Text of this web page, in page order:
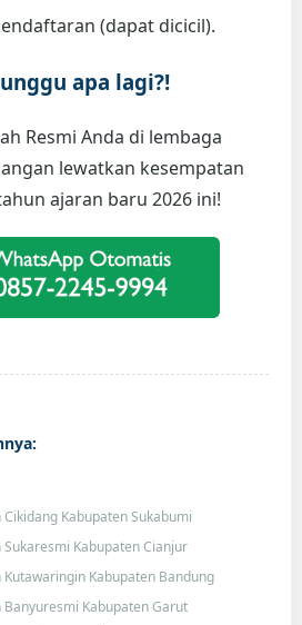
(dapat dicicil).
apa lagi?!
Resmi Anda di lembaga
lewatkan kesempatan
ajaran baru 2026 ini!
Kabupaten Sukabumi
Kabupaten Cianjur
Kabupaten Bandung
Kabupaten Garut